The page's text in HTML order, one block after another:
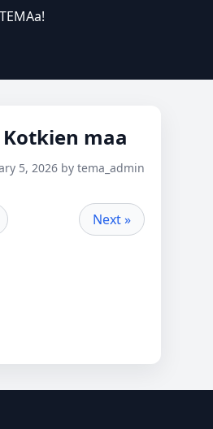
maa
5, 2026 by tema_admin
Next »